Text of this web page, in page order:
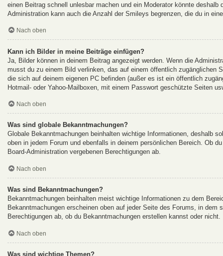
einen Beitrag schnell unlesbar machen und ein Moderator könnte
Administration kann auch die Anzahl der Smileys begrenzen, die du in
Nach oben
Kann ich Bilder in meine Beiträge einfügen?
Ja, Bilder können in deinem Beitrag angezeigt werden. Wenn die
musst du zu einem Bild verlinken, das auf einem öffentlich zugänglichen
die sich auf deinem eigenen PC befinden (außer es ist ein öffentlich
Hotmail- oder Yahoo-Mailboxen, mit einem Passwort geschützte Seiten
Nach oben
Was sind globale Bekanntmachungen?
Globale Bekanntmachungen beinhalten wichtige Informationen, deshalb
oben in jedem Forum und ebenfalls in deinem persönlichen Bereich. Ob
Board-Administration vergebenen Berechtigungen ab.
Nach oben
Was sind Bekanntmachungen?
Bekanntmachungen beinhalten meist wichtige Informationen zu dem
Bekanntmachungen erscheinen oben auf jeder Seite des Forums, in
Berechtigungen ab, ob du Bekanntmachungen erstellen kannst oder
Nach oben
Was sind wichtige Themen?